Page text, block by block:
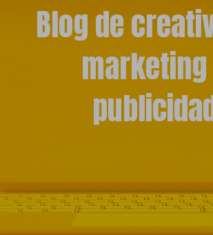
Blog de